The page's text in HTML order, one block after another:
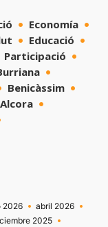
Economía
Educació
Participació
Benicàssim
2026
abril 2026
2025